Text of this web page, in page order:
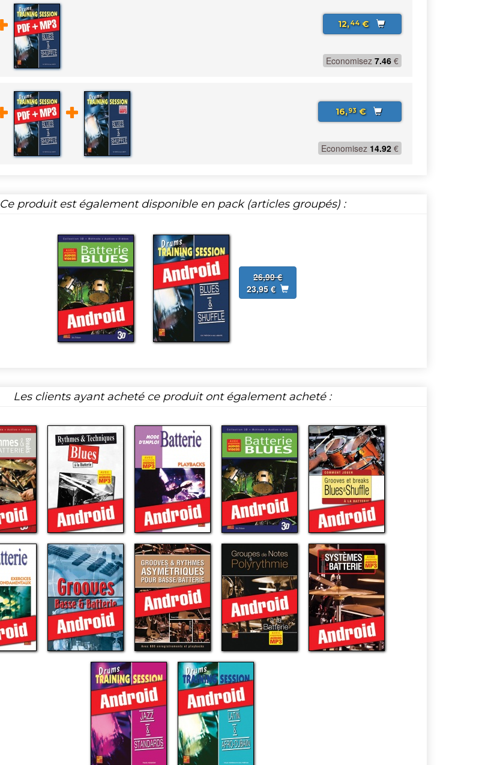
12,44€
Economisez 7.46 €
16,93€
Economisez 14.92 €
Ce produit est également disponible en pack (articles groupés) :
26,90 €
23,95 €
Les clients ayant acheté ce produit ont également acheté :